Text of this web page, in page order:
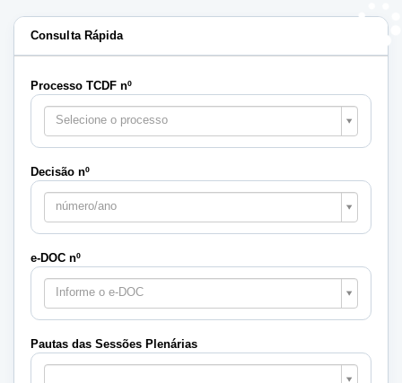
Consulta Rápida
Processo TCDF nº
Selecione o processo
Decisão nº
número/ano
e-DOC nº
Informe o e-DOC
Pautas das Sessões Plenárias
Pautas